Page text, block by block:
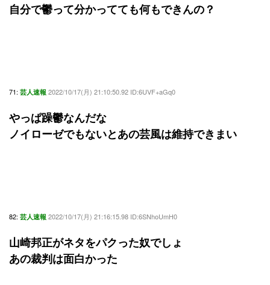
自分で鬱って分かってても何もできんの？
71: 芸人速報 2022/10/17(月) 21:10:50.92 ID:6UVF+aGq0
やっぱ躁鬱なんだな
ノイローゼでもないとあの芸風は維持できまい
82: 芸人速報 2022/10/17(月) 21:16:15.98 ID:6SNhoUmH0
山崎邦正がネタをパクった奴でしょ
あの裁判は面白かった